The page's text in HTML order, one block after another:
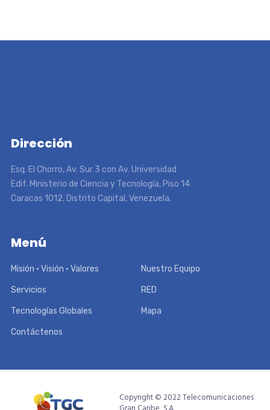
Dirección
Esq. El Chorro, Av. Sur 3 con Av. Universidad
Edif. Ministerio de Ciencia y Tecnología, Piso 14
Caracas 1012, Distrito Capital, Venezuela.
Menú
Misión • Visión • Valores Nuestro Equipo
Servicios RED
Tecnologías Globales Mapa
Contáctenos
Copyright © 2022 Telecomunicaciones